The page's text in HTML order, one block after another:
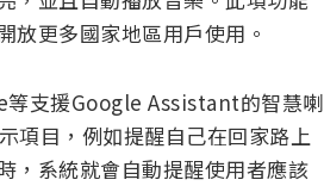
放更多國家地區用戶使用。
等支援Google Assistant的智慧喇
項目，例如提醒自己在回家路上
，系統就會自動提醒使用者應該